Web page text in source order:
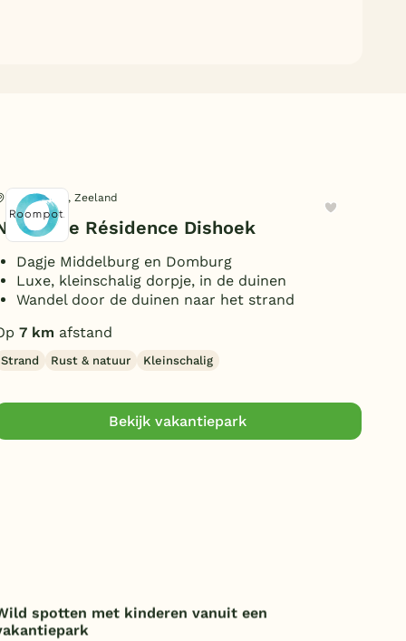
Koudekerke, Zeeland
Résidence Dishoek
Dagje Middelburg en Domburg
Luxe, kleinschalig dorpje, in de duinen
Wandel door de duinen naar het strand
7 km afstand
Strand Rust & natuur Kleinschalig
Bekijk vakantiepark
spotten met kinderen vanuit een